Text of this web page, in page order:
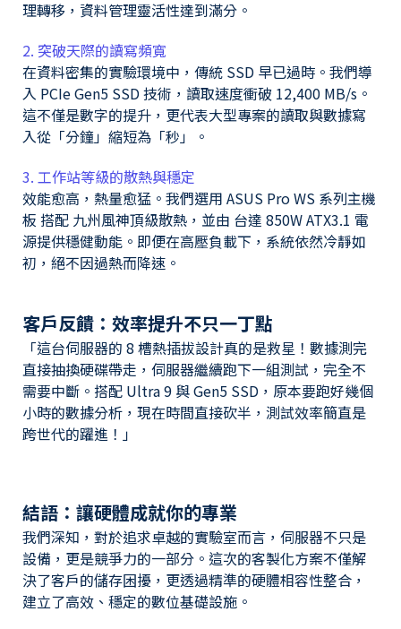
理轉移，資料管理靈活性達到滿分。
2. 突破天際的讀寫頻寬
在資料密集的實驗環境中，傳統 SSD 早已過時。我們導
入 PCIe Gen5 SSD 技術，讀取速度衝破 12,400 MB/s。
這不僅是數字的提升，更代表大型專案的讀取與數據寫
入從「分鐘」縮短為「秒」。
3. 工作站等級的散熱與穩定
效能愈高，熱量愈猛。我們選用 ASUS Pro WS 系列主機
板 搭配 九州風神頂級散熱，並由 台達 850W ATX3.1 電
源提供穩健動能。即便在高壓負載下，系統依然冷靜如
初，絕不因過熱而降速。
客戶反饋：效率提升不只一丁點
「這台伺服器的 8 槽熱插拔設計真的是救星！數據測完
直接抽換硬碟帶走，伺服器繼續跑下一組測試，完全不
需要中斷。搭配 Ultra 9 與 Gen5 SSD，原本要跑好幾個
小時的數據分析，現在時間直接砍半，測試效率簡直是
跨世代的躍進！」
結語：讓硬體成就你的專業
我們深知，對於追求卓越的實驗室而言，伺服器不只是
設備，更是競爭力的一部分。這次的客製化方案不僅解
決了客戶的儲存困擾，更透過精準的硬體相容性整合，
建立了高效、穩定的數位基礎設施。